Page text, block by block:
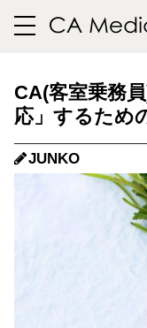
toggle
CA(客室乗務
応」するため
JUNKO